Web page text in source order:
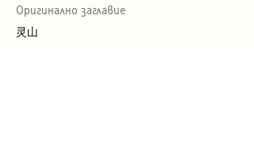
Оригинално заглавие
灵山